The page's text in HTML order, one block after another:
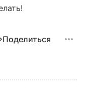
Поделиться